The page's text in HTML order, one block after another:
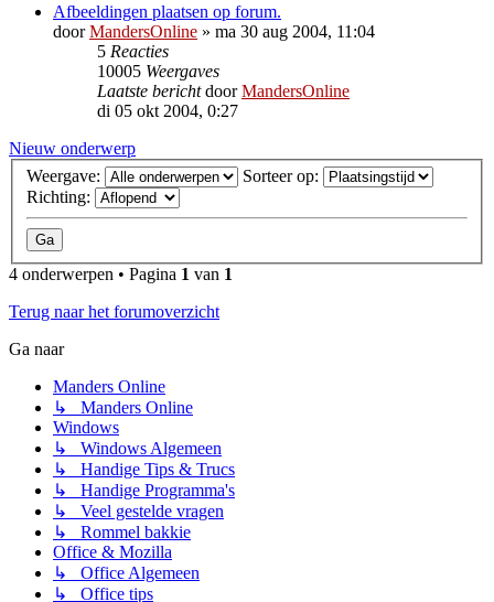
Afbeeldingen plaatsen op forum.
doorMandersOnline » ma 30 aug 2004, 11:04
5 Reacties
10005 Weergaves
Laatste berichtdoorMandersOnline
di 05 okt 2004, 0:27
Nieuw onderwerp
Weergave:
Sorteer op:
Richting:
4 onderwerpen • Pagina 1 van 1
Terug naar het forumoverzicht
Ga naar
Manders Online
↳ Manders Online
Windows
↳ Windows Algemeen
↳ Handige Tips & Trucs
↳ Handige Programma's
↳ Veel gestelde vragen
↳ Rommel bakkie
Office & Mozilla
↳ Office Algemeen
↳ Office tips